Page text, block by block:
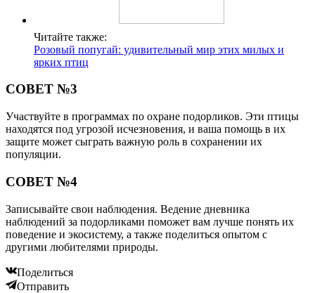
Читайте также:
Розовый попугай: удивительный мир этих милых и
ярких птиц
СОВЕТ №3
Участвуйте в программах по охране подорликов. Эти птицы
находятся под угрозой исчезновения, и ваша помощь в их
защите может сыграть важную роль в сохранении их
популяции.
СОВЕТ №4
Записывайте свои наблюдения. Ведение дневника
наблюдений за подорликами поможет вам лучше понять их
поведение и экосистему, а также поделиться опытом с
другими любителями природы.
Поделиться
Отправить